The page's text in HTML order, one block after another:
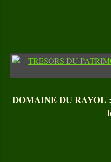
DOMAINE DU RAYOL